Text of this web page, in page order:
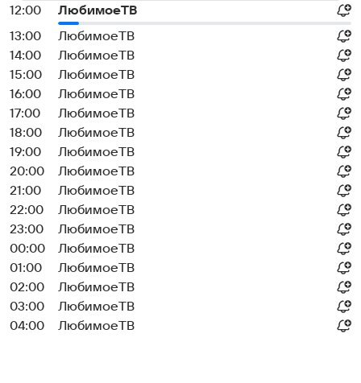
12:00
ЛюбимоеТВ
13:00
ЛюбимоеТВ
14:00
ЛюбимоеТВ
15:00
ЛюбимоеТВ
16:00
ЛюбимоеТВ
17:00
ЛюбимоеТВ
18:00
ЛюбимоеТВ
19:00
ЛюбимоеТВ
20:00
ЛюбимоеТВ
21:00
ЛюбимоеТВ
22:00
ЛюбимоеТВ
23:00
ЛюбимоеТВ
00:00
ЛюбимоеТВ
01:00
ЛюбимоеТВ
02:00
ЛюбимоеТВ
03:00
ЛюбимоеТВ
04:00
ЛюбимоеТВ